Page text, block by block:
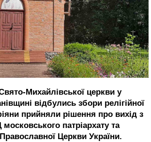
Михайлівської церкви у
відбулись збори релігійної
прийняли рішення про вихід з
патріархату та
Церкви України.